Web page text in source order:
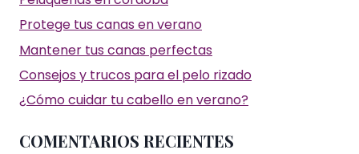
Protege tus canas en verano
Mantener tus canas perfectas
Consejos y trucos para el pelo rizado
¿Cómo cuidar tu cabello en verano?
COMENTARIOS RECIENTES